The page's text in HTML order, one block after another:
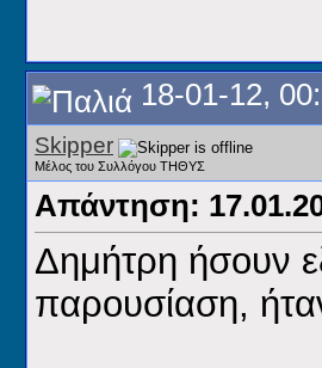
18-01-12,
Skipper
Μέλος του Συλλόγου ΤΗΘΥΣ
Απάντηση:
Δημήτρη ήσουν
παρουσίαση,